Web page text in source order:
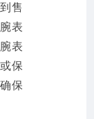
售
表
表
保
保